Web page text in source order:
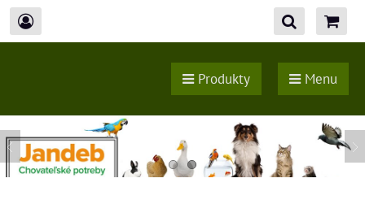
Produkty Menu